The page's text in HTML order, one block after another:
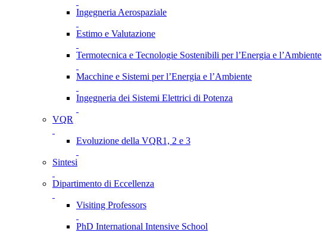
Ingegneria Aerospaziale
Estimo e Valutazione
Termotecnica e Tecnologie Sostenibili per l’Energia e l’Ambiente
Macchine e Sistemi per l’Energia e l’Ambiente
Ingegneria dei Sistemi Elettrici di Potenza
VQR
Evoluzione della VQR1, 2 e 3
Sintesi
Dipartimento di Eccellenza
Visiting Professors
PhD International Intensive School